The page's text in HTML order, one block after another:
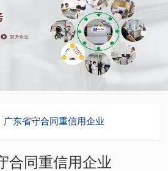
广东省守合同重信用企业
合同重信用企业